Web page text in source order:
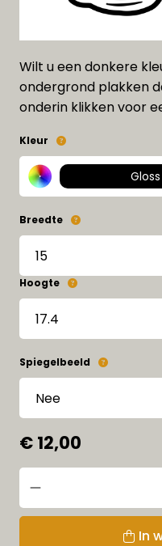
Wilt u een donkere
ondergrond plakken
onderin klikken voor
Kleur
Breedte
Hoogte
Spiegelbeeld
€ 12,00
In